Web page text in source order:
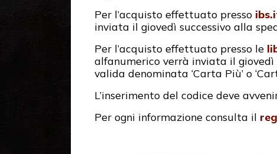
Per l’acquisto effettuato presso
inviata il giovedì successivo alla
Per l’acquisto effettuato presso le
alfanumerico verrà inviata il giovedì
valida denominata ‘Carta Più’ o
L’inserimento del codice deve
Per ogni informazione consulta il